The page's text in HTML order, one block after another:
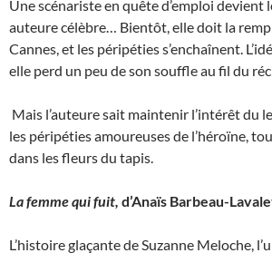
Une scénariste en quête d’emploi devient
auteure célèbre… Bientôt, elle doit la
Cannes, et les péripéties s’enchaînent.
elle perd un peu de son souffle au fil du
Mais l’auteure sait maintenir l’intérêt du
les péripéties amoureuses de l’héroïne,
dans les fleurs du tapis.
La femme qui fuit, d’Anaïs Barbeau-
L’histoire glaçante de Suzanne Meloche,